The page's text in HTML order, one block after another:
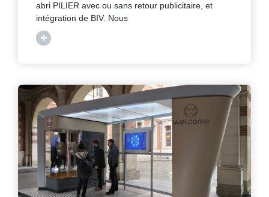
abri PILIER avec ou sans retour publicitaire, et
intégration de BIV. Nous
+